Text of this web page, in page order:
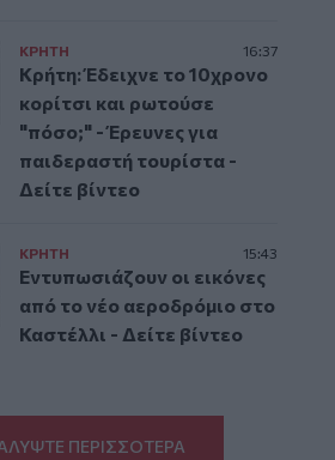
ΚΡΗΤΗ 16:37
Κρήτη: Έδειχνε το 10χρονο
κορίτσι και ρωτούσε
"πόσο;" - Έρευνες για
παιδεραστή τουρίστα -
Δείτε βίντεο
ΚΡΗΤΗ 15:43
Εντυπωσιάζουν οι εικόνες
από το νέο αεροδρόμιο στο
Καστέλλι - Δείτε βίντεο
ΠΕΡΙΣΣΟΤΕΡΑ